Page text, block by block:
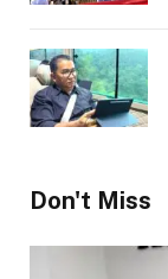
Don't Miss